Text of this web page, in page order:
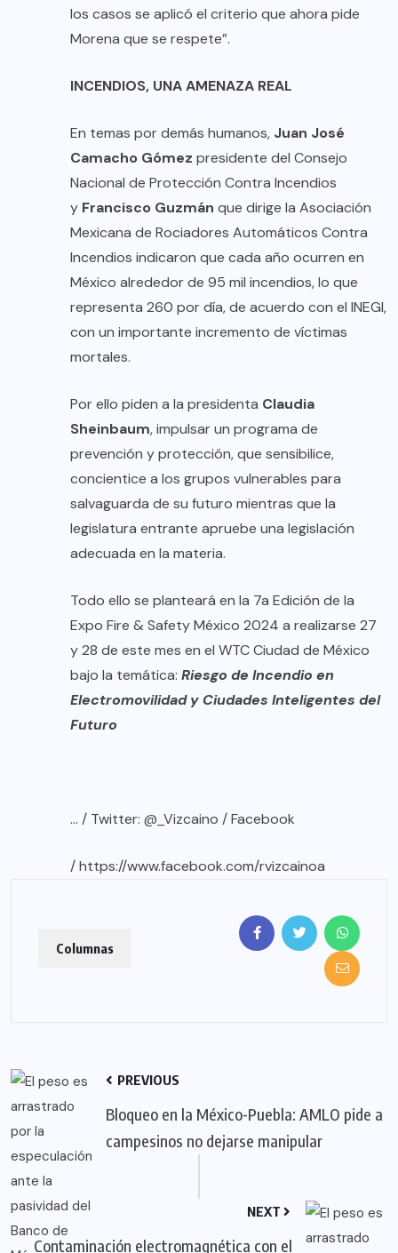
los casos se aplicó el criterio que ahora pide
Morena que se respete”.
INCENDIOS, UNA AMENAZA REAL
En temas por demás humanos, Juan José
Camacho Gómez presidente del Consejo
Nacional de Protección Contra Incendios
y Francisco Guzmán que dirige la Asociación
Mexicana de Rociadores Automáticos Contra
Incendios indicaron que cada año ocurren en
México alrededor de 95 mil incendios, lo que
representa 260 por día, de acuerdo con el INEGI,
con un importante incremento de víctimas
mortales.
Por ello piden a la presidenta Claudia
Sheinbaum, impulsar un programa de
prevención y protección, que sensibilice,
concientice a los grupos vulnerables para
salvaguarda de su futuro mientras que la
legislatura entrante apruebe una legislación
adecuada en la materia.
Todo ello se planteará en la 7a Edición de la
Expo Fire & Safety México 2024 a realizarse 27
y 28 de este mes en el WTC Ciudad de México
bajo la temática: Riesgo de Incendio en
Electromovilidad y Ciudades Inteligentes del
Futuro
… / Twitter: @_Vizcaino / Facebook
/https://www.facebook.com/rvizcainoa
Columnas
PREVIOUS
Bloqueo en la México-Puebla: AMLO pide a
campesinos no dejarse manipular
NEXT
Contaminación electromagnética con el